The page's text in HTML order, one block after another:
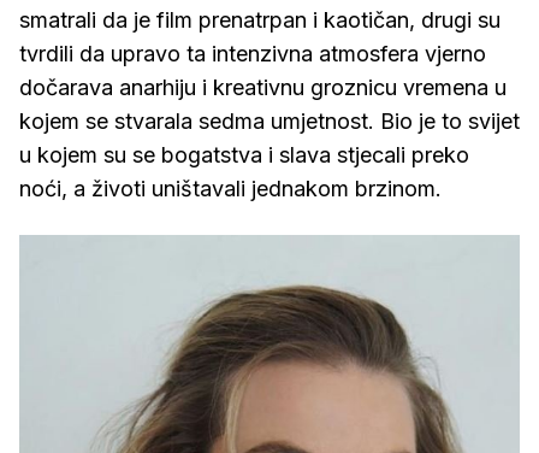
smatrali da je film prenatrpan i kaotičan, drugi su
tvrdili da upravo ta intenzivna atmosfera vjerno
dočarava anarhiju i kreativnu groznicu vremena u
kojem se stvarala sedma umjetnost. Bio je to svijet
u kojem su se bogatstva i slava stjecali preko
noći, a životi uništavali jednakom brzinom.